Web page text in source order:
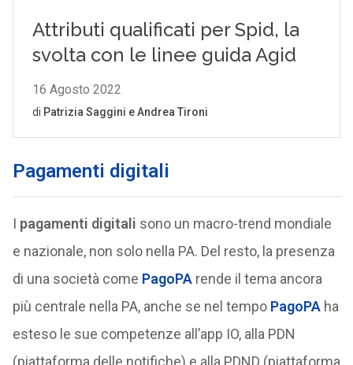
Pagamenti digitali
I pagamenti digitali sono un macro-trend mondiale
e nazionale, non solo nella PA. Del resto, la presenza
di una società come PagoPA rende il tema ancora
più centrale nella PA, anche se nel tempo PagoPAha
esteso le sue competenze all’app IO, alla PDN
(piattaforma delle notifiche) e alla PDND (piattaforma